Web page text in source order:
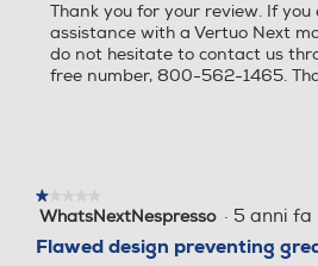
Ciclo pulizia automatico
Thank you for your review. If you
assistance with a Vertuo Next
do not hesitate to contact us
free number, 800-562-1465.
★★★★★
★★★★★
1
5
WhatsNextNespresso · 5 anni fa
Flawed design preventing